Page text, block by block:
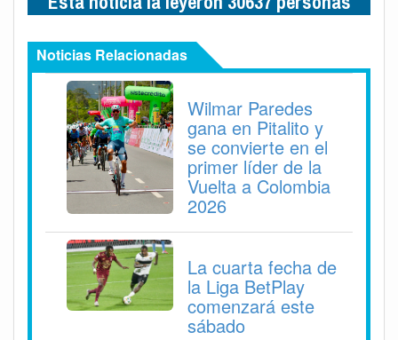
Noticias Relacionadas
Wilmar Paredes
gana en Pitalito y
se convierte en el
primer líder de la
Vuelta a Colombia
2026
La cuarta fecha de
la Liga BetPlay
comenzará este
sábado